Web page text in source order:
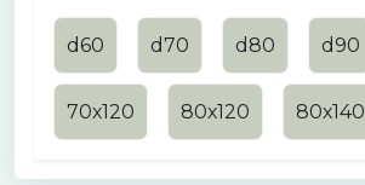
d60 d70 d80 d90
70х120 80х120 80х140